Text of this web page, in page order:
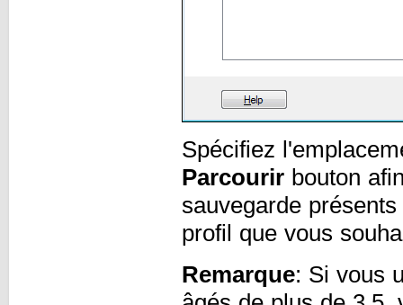
Spécifiez
Parcourir bouton
sauvegarde
profil que vous
Remarque: Si vous